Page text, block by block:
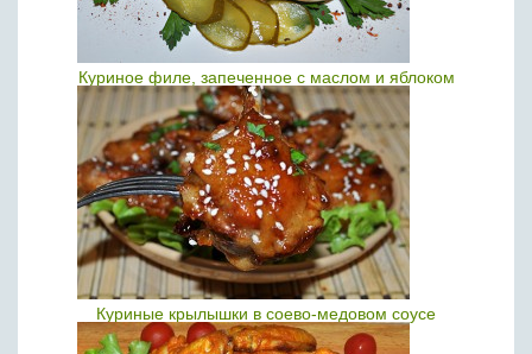
Куриное филе, запеченное с маслом и яблоком
Куриные крылышки в соево-медовом соусе